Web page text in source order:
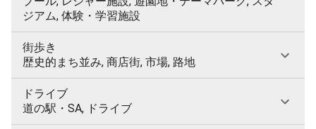
ジアム, 体験・学習施設
街歩き
歴史的まち並み, 商店街, 市場, 路地
ドライブ
道の駅・SA, ドライブ